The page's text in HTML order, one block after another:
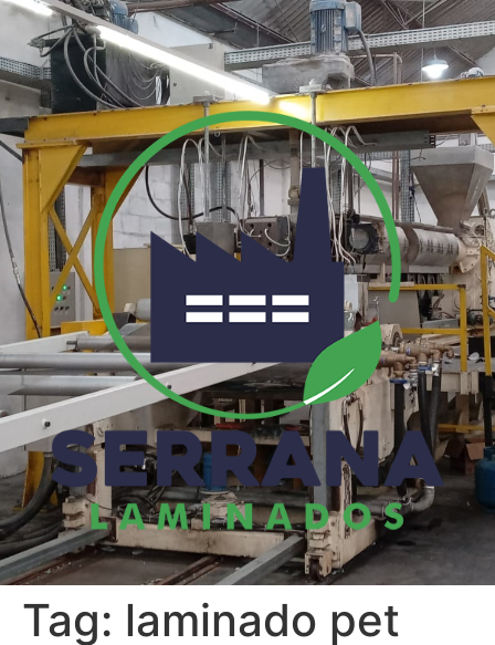
Tag: laminado pet